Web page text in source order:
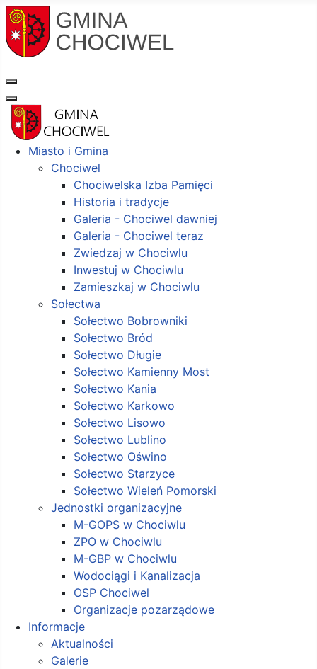
Miasto i Gmina
Chociwel
Chociwelska Izba Pamięci
Historia i tradycje
Galeria - Chociwel dawniej
Galeria - Chociwel teraz
Zwiedzaj w Chociwlu
Inwestuj w Chociwlu
Zamieszkaj w Chociwlu
Sołectwa
Sołectwo Bobrowniki
Sołectwo Bród
Sołectwo Długie
Sołectwo Kamienny Most
Sołectwo Kania
Sołectwo Karkowo
Sołectwo Lisowo
Sołectwo Lublino
Sołectwo Oświno
Sołectwo Starzyce
Sołectwo Wieleń Pomorski
Jednostki organizacyjne
M-GOPS w Chociwlu
ZPO w Chociwlu
M-GBP w Chociwlu
Wodociągi i Kanalizacja
OSP Chociwel
Organizacje pozarządowe
Informacje
Aktualności
Galerie